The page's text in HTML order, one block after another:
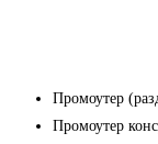
Промоутер
Промоутер